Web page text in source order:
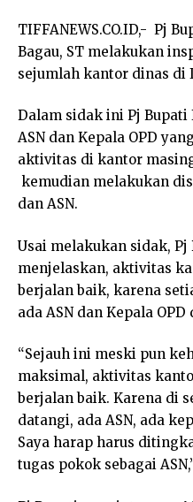
TIFFANEWS.CO.ID,- Pj
Bagau, ST melakukan
sejumlah kantor dinas di
Dalam sidak ini Pj Bupati
ASN dan Kepala OPD
aktivitas di kantor
kemudian melakukan
dan ASN.
Usai melakukan sidak, Pj
menjelaskan, aktivitas
berjalan baik, karena
ada ASN dan Kepala
“Sejauh ini meski pun
maksimal, aktivitas
berjalan baik. Karena di
datangi, ada ASN, ada
Saya harap harus
tugas pokok sebagai